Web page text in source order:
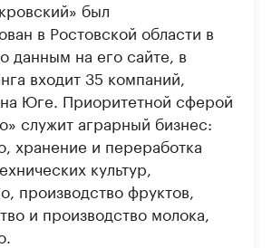
был
в Ростовской области в
данным на его сайте, в
входит 35 компаний,
Юге. Приоритетной сферой
служит аграрный бизнес:
хранение и переработка
культур,
производство фруктов,
и производство молока,